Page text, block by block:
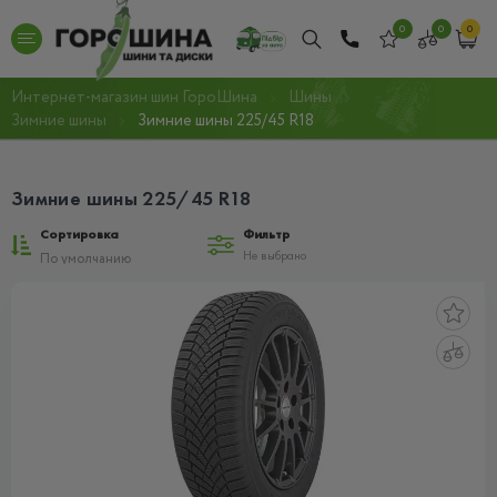
0 0 0
Интернет-магазин шин ГороШина
Шины
Зимние шины
Зимние шины 225/45 R18
Зимние шины 225/45 R18
Сортировка
Фильтр
Не выбрано